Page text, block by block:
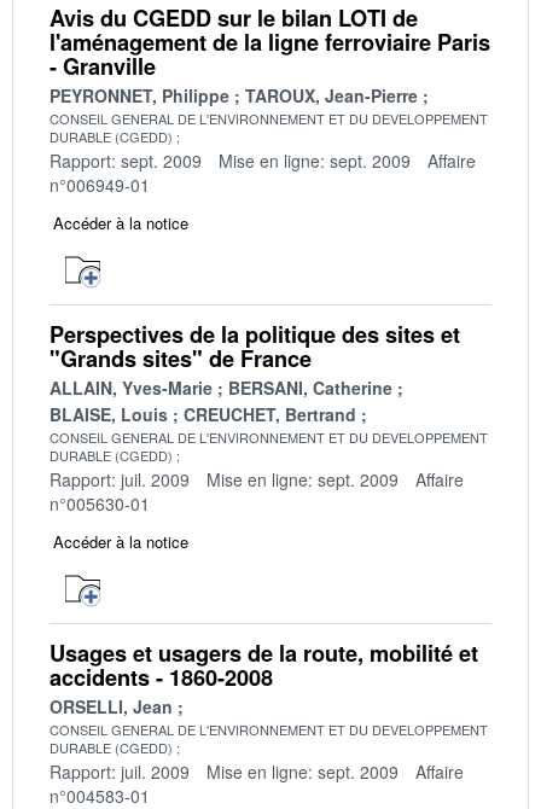
Avis du CGEDD sur le bilan LOTI de
l'aménagement de la ligne ferroviaire Paris
- Granville
PEYRONNET, Philippe TAROUX, Jean-Pierre
CONSEIL GENERAL DE L'ENVIRONNEMENT ET DU DEVELOPPEMENT
DURABLE (CGEDD)
Rapport: sept. 2009 Mise en ligne: sept. 2009
Affaire
n°006949-01
Accéder à la notice
Perspectives de la politique des sites et
"Grands sites" de France
ALLAIN, Yves-Marie
BERSANI, Catherine
BLAISE, Louis
CREUCHET, Bertrand
CONSEIL GENERAL DE L'ENVIRONNEMENT ET DU DEVELOPPEMENT
DURABLE (CGEDD)
Rapport: juil. 2009 Mise en ligne: sept. 2009
Affaire
n°005630-01
Accéder à la notice
Usages et usagers de la route, mobilité et
accidents - 1860-2008
ORSELLI, Jean
CONSEIL GENERAL DE L'ENVIRONNEMENT ET DU DEVELOPPEMENT
DURABLE (CGEDD)
Rapport: juil. 2009 Mise en ligne: sept. 2009
Affaire
n°004583-01